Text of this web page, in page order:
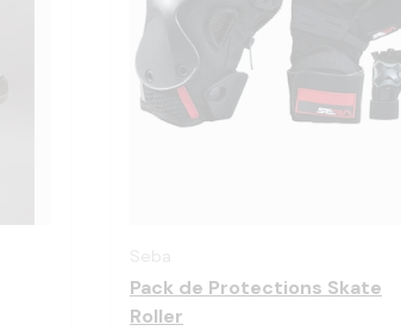
Pack de Protections Skate
Roller